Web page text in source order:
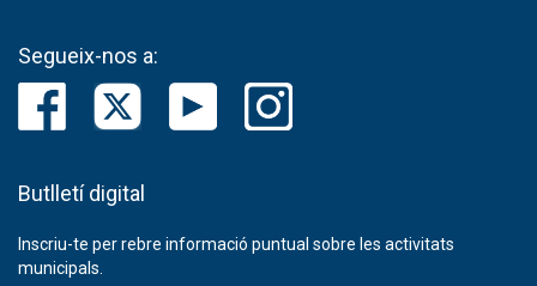
Segueix-nos a:
Butlletí digital
Inscriu-te per rebre informació puntual sobre les activitats
municipals.